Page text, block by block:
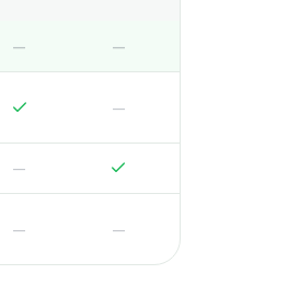
— —
—
—
— —